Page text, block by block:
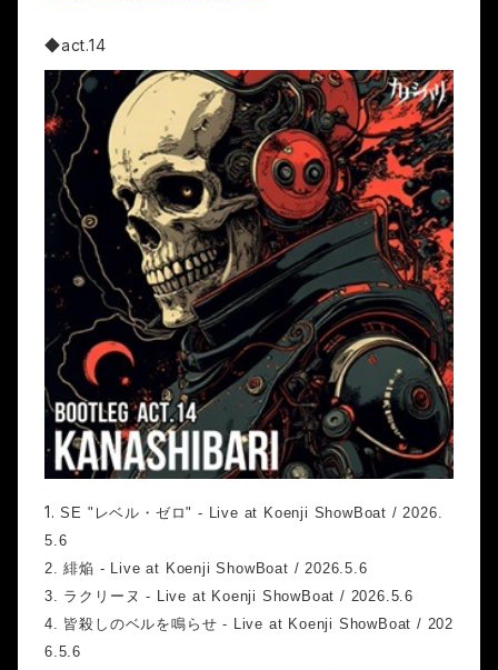
◆act.14
1.SE "レベル・ゼロ" - Live at Koenji ShowBoat / 2026.
5.6
2.緋焔 - Live at Koenji ShowBoat / 2026.5.6
3. ラクリーヌ - Live at Koenji ShowBoat / 2026.5.6
4. 皆殺しのベルを鳴らせ - Live at Koenji ShowBoat / 202
6.5.6